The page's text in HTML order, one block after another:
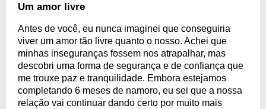
Um amor livre
Antes de você, eu nunca imaginei que conseguiria
viver um amor tão livre quanto o nosso. Achei que
minhas inseguranças fossem nos atrapalhar, mas
descobri uma forma de segurança e de confiança que
me trouxe paz e tranquilidade. Embora estejamos
completando 6 meses de namoro, eu sei que a nossa
relação vai continuar dando certo por muito mais